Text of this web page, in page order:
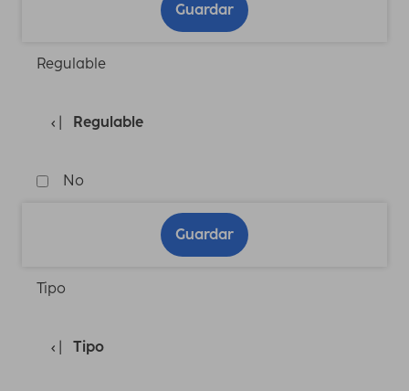
Guardar
Regulable
Regulable
No
Guardar
Tipo
Tipo